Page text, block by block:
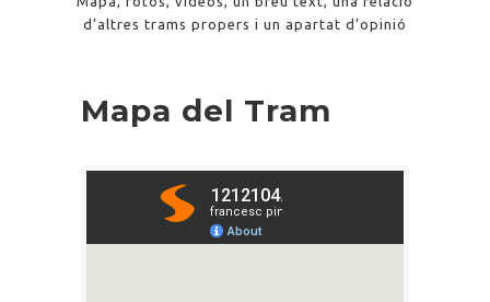
d’altres trams propers i un apartat d’opinió
Mapa del Tram